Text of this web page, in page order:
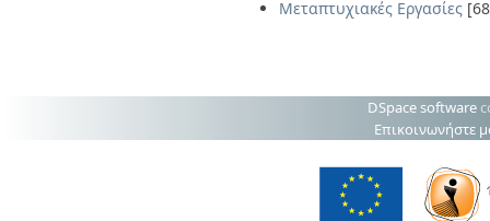
Μεταπτυχιακές Εργασίες
DSpace software
Επικοινωνήστε